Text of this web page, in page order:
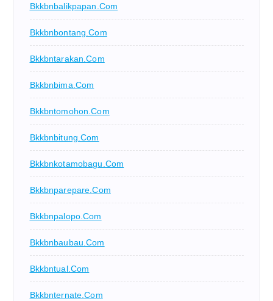
Bkkbnbalikpapan.com
Bkkbnbontang.com
Bkkbntarakan.com
Bkkbnbima.com
Bkkbntomohon.com
Bkkbnbitung.com
Bkkbnkotamobagu.com
Bkkbnparepare.com
Bkkbnpalopo.com
Bkkbnbaubau.com
Bkkbntual.com
Bkkbnternate.com